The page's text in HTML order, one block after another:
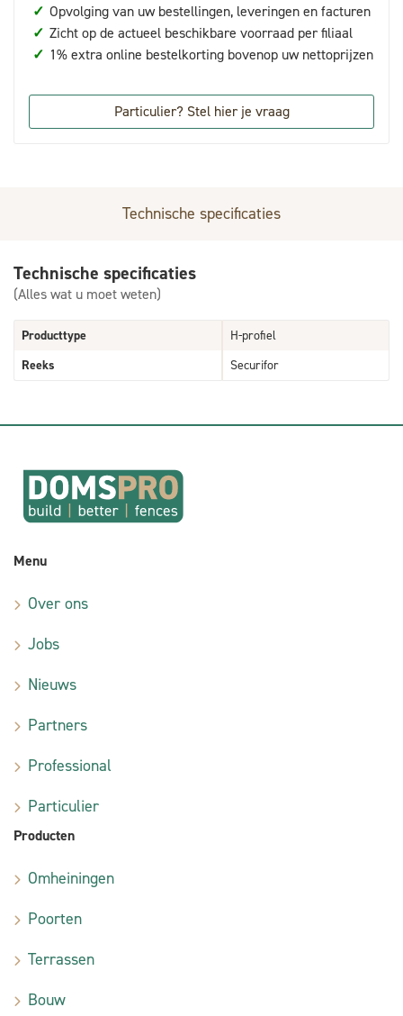
✓ Opvolging van uw bestellingen, leveringen en facturen
✓ Zicht op de actueel beschikbare voorraad per filiaal
✓ 1% extra online bestelkorting bovenop uw nettoprijzen
Particulier? Stel hier je vraag
Technische specificaties
Technische specificaties
(Alles wat u moet weten)
Producttype
H-profiel
Reeks
Securifor
Menu
Over ons
Jobs
Nieuws
Partners
Professional
Particulier
Producten
Omheiningen
Poorten
Terrassen
Bouw